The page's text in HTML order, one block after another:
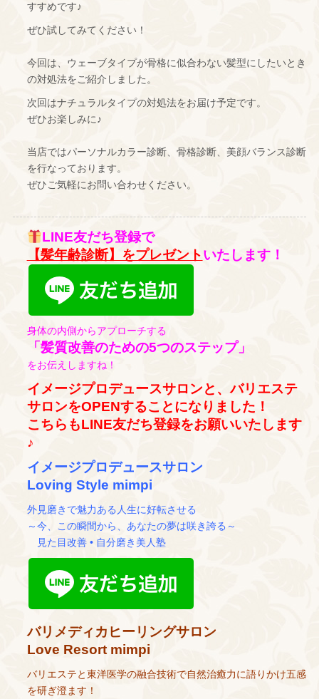
すすめです♪
ぜひ試してみてください！
今回は、ウェーブタイプが骨格に似合わない髪型にしたいとき
の対処法をご紹介しました。
次回はナチュラルタイプの対処法をお届け予定です。
ぜひお楽しみに♪
当店ではパーソナルカラー診断、骨格診断、美顔バランス診断
を行なっております。
ぜひご気軽にお問い合わせください。
LINE友だち登録で
【髪年齢診断】をプレゼントいたします！
身体の内側からアプローチする
「髪質改善のための5つのステップ」
をお伝えしますね！
イメージプロデュースサロンと、バリエステ
サロンをOPENすることになりました！
こちらもLINE友だち登録をお願いいたします
♪
イメージプロデュースサロン
Loving Style mimpi
外見磨きで魅力ある人生に好転させる
～今、この瞬間から、あなたの夢は咲き誇る～
見た目改善 • 自分磨き美人塾
バリメディカヒーリングサロン
Love Resort mimpi
バリエステと東洋医学の融合技術で自然治癒力に語りかけ五感
を研ぎ澄ます！